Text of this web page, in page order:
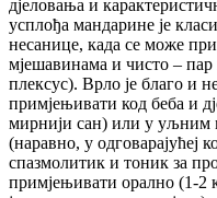
дјеловања и
усплођа мандарине је
несанице, када се може
мјешавинама и чисто –
плексус). Врло је благо и
примјењивати код беба и
мирнији сан) или у уљним
(наравно, у одговарајућеј
спазмолитик и тоник за
примјењивати орално (1-2